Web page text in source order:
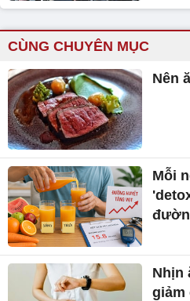
CÙNG CHUYÊN MỤC
Nên
Mỗi
Nhịn
giảm